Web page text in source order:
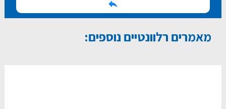
מאמרים רלוונטיים נוספים: